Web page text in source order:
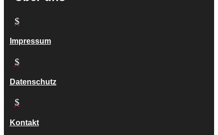
$
Impressum
$
Datenschutz
$
Kontakt